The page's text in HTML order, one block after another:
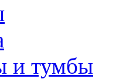
и тумбы